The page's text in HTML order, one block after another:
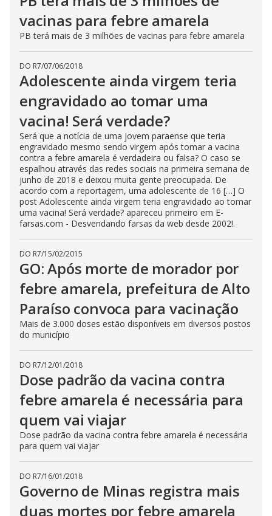
vacinas para febre amarela
PB terá mais de 3 milhões de vacinas para febre amarela
DO R7/07/06/2018
Adolescente ainda virgem teria
engravidado ao tomar uma
vacina! Será verdade?
Será que a notícia de uma jovem paraense que teria
engravidado mesmo sendo virgem após tomar a vacina
contra a febre amarela é verdadeira ou falsa? O caso se
espalhou através das redes sociais na primeira semana de
junho de 2018 e deixou muita gente preocupada. De
acordo com a reportagem, uma adolescente de 16 […] O
post Adolescente ainda virgem teria engravidado ao tomar
uma vacina! Será verdade? apareceu primeiro em E-
farsas.com - Desvendando farsas da web desde 2002!.
DO R7/15/02/2015
GO: Após morte de morador por
febre amarela, prefeitura de Alto
Paraíso convoca para vacinação
Mais de 3.000 doses estão disponíveis em diversos postos
do município
DO R7/12/01/2018
Dose padrão da vacina contra
febre amarela é necessária para
quem vai viajar
Dose padrão da vacina contra febre amarela é necessária
para quem vai viajar
DO R7/16/01/2018
Governo de Minas registra mais
duas mortes por febre amarela